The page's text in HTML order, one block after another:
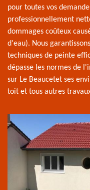
pour toutes vos
professionnellement
dommages coûteux
d'eau). Nous
techniques de peinte
dépasse les normes de
sur Le Beaucetet ses
toit et tous autres